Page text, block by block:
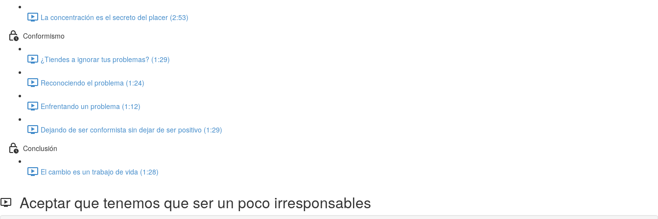
La concentración es el secreto del placer (2:53)
Conformismo
¿Tiendes a ignorar tus problemas? (1:29)
Reconociendo el problema (1:24)
Enfrentando un problema (1:12)
Dejando de ser conformista sin dejar de ser positivo (1:29)
Conclusión
El cambio es un trabajo de vida (1:28)
Aceptar que tenemos que ser un poco irresponsables